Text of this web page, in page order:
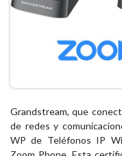
Grandstream, que
de redes y
WP de Teléfonos IP